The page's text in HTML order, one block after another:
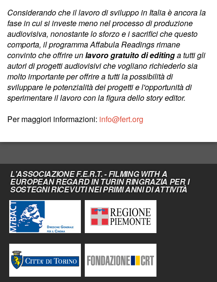
Considerando che il lavoro di sviluppo in Italia è ancora la
fase in cui si investe meno nel processo di produzione
audiovisiva, nonostante lo sforzo e i sacrifici che questo
comporta, il programma Affabula Readings rimane
convinto che offrire unlavoro gratuito di editinga tutti gli
autori di progetti audiovisivi che vogliano richiederlo sia
molto importante per offrire a tutti la possibilità di
sviluppare le potenzialità dei progetti e l'opportunità di
sperimentare il lavoro con la figura dello story editor.
Per maggiori informazioni: info@fert.org
L'ASSOCIAZIONE F.E.R.T. - FILMING WITH A
EUROPEAN REGARD IN TURIN RINGRAZIA PER I
SOSTEGNI RICEVUTI NEI PRIMI ANNI DI ATTIVITÀ